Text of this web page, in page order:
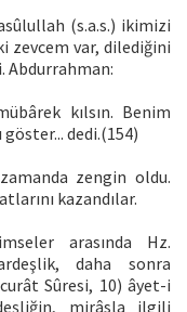
(s.a.s.) ikimizi
zevcem var, dilediğini
Abdurrahman:
kılsın. Benim
göster... dedi.(154)
zengin oldu.
kazandılar.
arasında Hz.
daha sonra
Sûresi, 10) âyet-i
mirâsla ilgili